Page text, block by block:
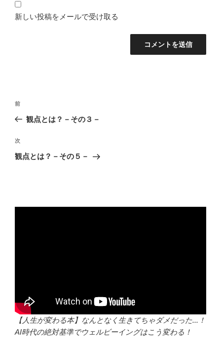
新しい投稿をメールで受け取る
投
ナ
ビ
ゲ
ン
前
の
稿
前
観点とは？－その３－
次
の
次
観点とは？－その５－
【人生が変わる本】なんとなく生きてちゃダメだった...！
AI時代の絶対基準でウェルビーイングはこう変わる！